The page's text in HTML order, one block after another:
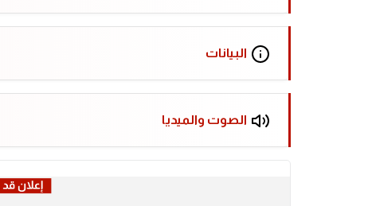
البيانات
الصوت والميديا